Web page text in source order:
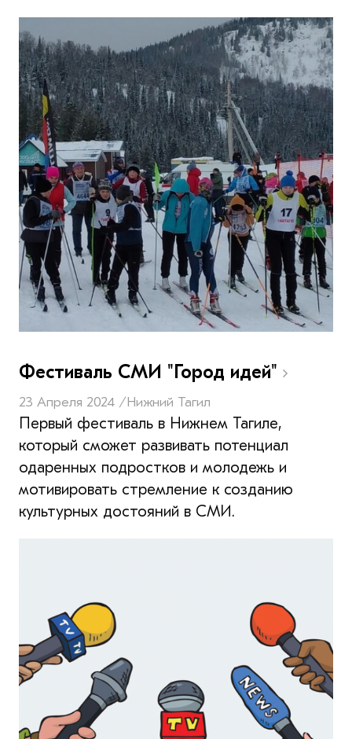
Фестиваль СМИ "Город идей"
23 Апреля 2024 /Нижний Тагил
Первый фестиваль в Нижнем Тагиле,
который сможет развивать потенциал
одаренных подростков и молодежь и
мотивировать стремление к созданию
культурных достояний в СМИ.